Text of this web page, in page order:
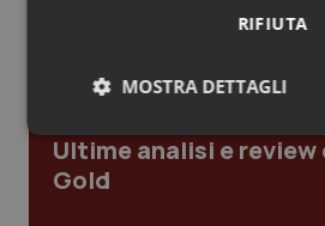
Salute orale & impianti
Sangue & coagulazione
Tiroide
Ultime analisi e review
Gold
RIFIUTA
MOSTRA DETTAGLI
Necessari Statistici